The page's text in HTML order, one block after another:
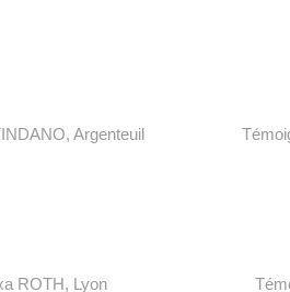
Argenteuil T
ROTH, Lyon T